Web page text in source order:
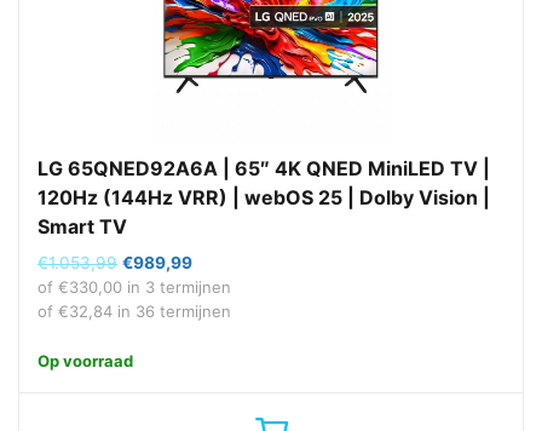
LG 65QNED92A6A | 65″ 4K QNED MiniLED TV |
120Hz (144Hz VRR) | webOS 25 | Dolby Vision |
Smart TV
€1.053,99 Oorspronkelijke
prijs
was:
€989,99Huidige
prijs
is:
of €330,00 in 3 termijnen
of €32,84 in 36 termijnen
Op voorraad